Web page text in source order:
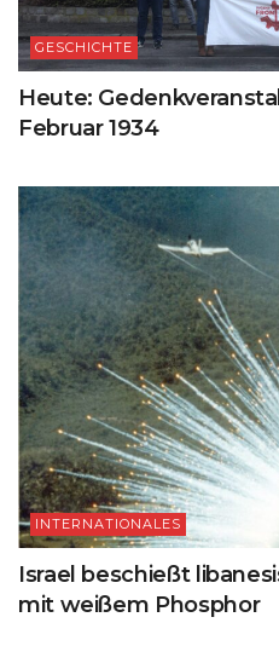
GESCHICHTE
Heute:
Februar 1934
INTERNATIONALES
Israel beschießt
mit weißem Phosphor